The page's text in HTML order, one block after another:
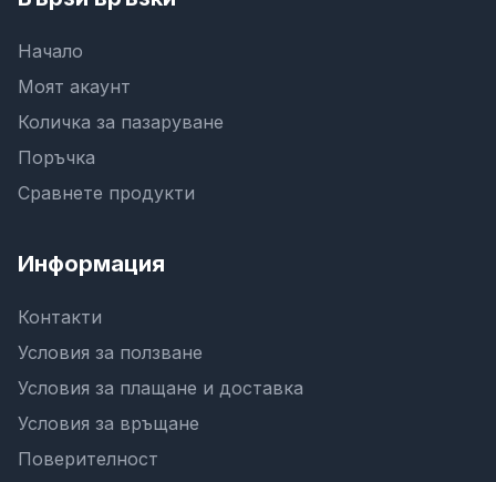
Начало
Моят акаунт
Количка за пазаруване
Поръчка
Сравнете продукти
Информация
Контакти
Условия за ползване
Условия за плащане и доставка
Условия за връщане
Поверителност